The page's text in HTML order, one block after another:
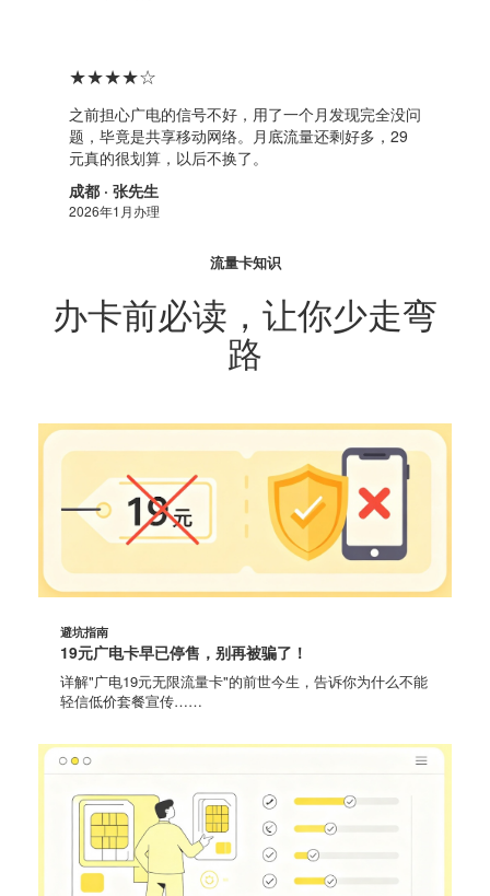
★★★★☆
之前担心广电的信号不好，用了一个月发现完全没问
题，毕竟是共享移动网络。月底流量还剩好多，29
元真的很划算，以后不换了。
成都 · 张先生
2026年1月办理
流量卡知识
办卡前必读，让你少走弯
路
避坑指南
19元广电卡早已停售，别再被骗了！
详解"广电19元无限流量卡"的前世今生，告诉你为什么不能
轻信低价套餐宣传……